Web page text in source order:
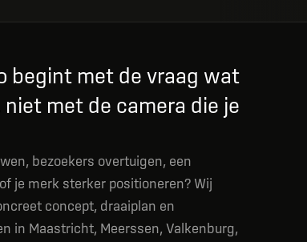
begint met de vraag wat
met de camera die je
bezoekers overtuigen, een
je merk sterker positioneren? Wij
concept, draaiplan en
in Maastricht, Meerssen, Valkenburg,